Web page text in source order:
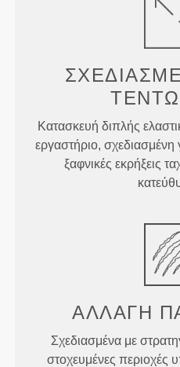
Κατασκευή διπλής
εργαστήριο,
ξαφνικές εκρήξεις
ΑΛΛΑΓΉ
Σχεδιασμένα με
στοχευμένες περιοχές